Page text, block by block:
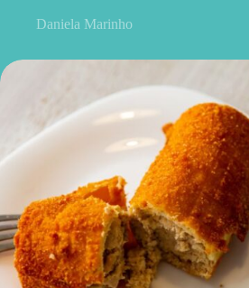
Daniela Marinho